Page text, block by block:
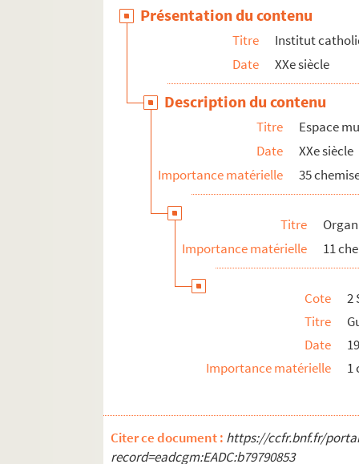
Présentation du contenu
Titre
Institut
Date
XXe siècle
Description du contenu
Titre
Espace
Date
XXe siècle
Importance matérielle
35
Titre
Importance matérielle
11
Cote
2
Titre
Date
Importance matérielle
1
Citer ce document : https://ccfr.bnf.fr/
record=eadcgm:EADC:b79790853